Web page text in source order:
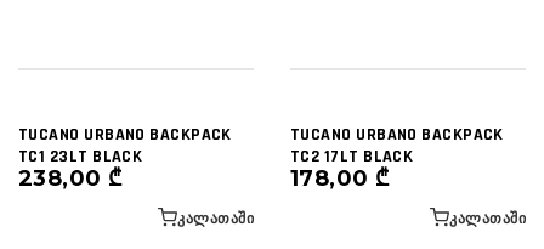
TUCANO URBANO BACKPACK
TC1 23LT BLACK
238,00 ₾
ᲙᲐᲚᲐᲗᲐᲨᲘ
TUCANO URBANO BACKPACK
TC2 17LT BLACK
178,00 ₾
ᲙᲐᲚᲐᲗᲐᲨᲘ